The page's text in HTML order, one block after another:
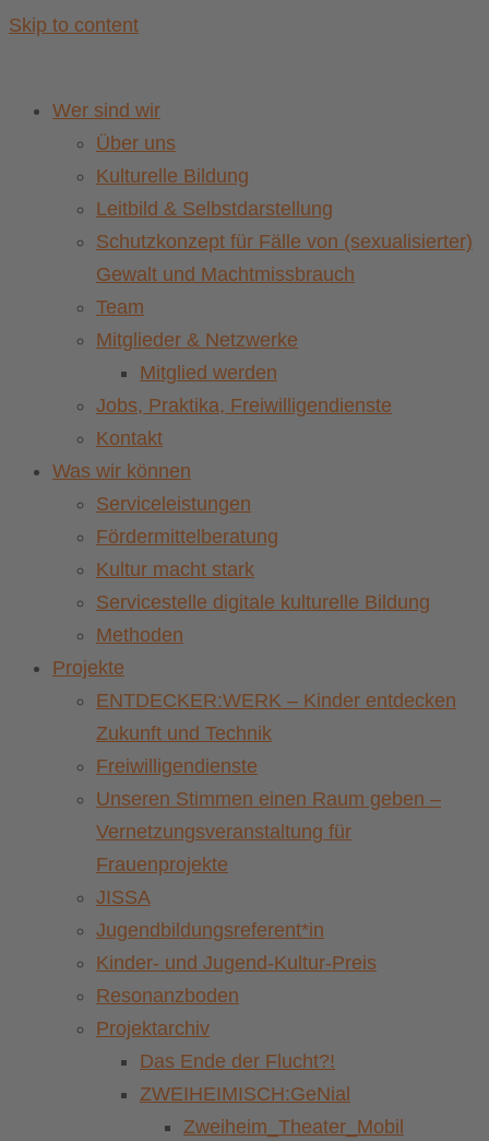
Skip to content
Wer sind wir
Über uns
Kulturelle Bildung
Leitbild & Selbstdarstellung
Schutzkonzept für Fälle von (sexualisierter)
Gewalt und Machtmissbrauch
Team
Mitglieder & Netzwerke
Mitglied werden
Jobs, Praktika, Freiwilligendienste
Kontakt
Was wir können
Serviceleistungen
Fördermittelberatung
Kultur macht stark
Servicestelle digitale kulturelle Bildung
Methoden
Projekte
ENTDECKER:WERK – Kinder entdecken
Zukunft und Technik
Freiwilligendienste
Unseren Stimmen einen Raum geben –
Vernetzungsveranstaltung für
Frauenprojekte
JISSA
Jugendbildungsreferent*in
Kinder- und Jugend-Kultur-Preis
Resonanzboden
Projektarchiv
Das Ende der Flucht?!
ZWEIHEIMISCH:GeNial
Zweiheim_Theater_Mobil